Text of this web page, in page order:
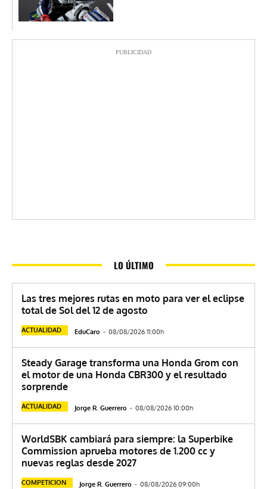
PUBLICIDAD
LO ÚLTIMO
Las tres mejores rutas en moto para ver el eclipse
total de Sol del 12 de agosto
ACTUALIDAD EduCaro - 08/08/2026 11:00h
Steady Garage transforma una Honda Grom con
el motor de una Honda CBR300 y el resultado
sorprende
ACTUALIDAD Jorge R. Guerrero - 08/08/2026 10:00h
WorldSBK cambiará para siempre: la Superbike
Commission aprueba motores de 1.200 cc y
nuevas reglas desde 2027
COMPETICION Jorge R. Guerrero - 08/08/2026 09:00h